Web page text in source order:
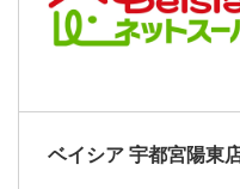
ベイシア 宇都宮陽東